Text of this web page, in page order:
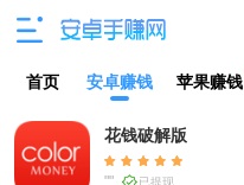
首页 安卓赚钱 苹果赚钱
花钱破解版
"" 已提现